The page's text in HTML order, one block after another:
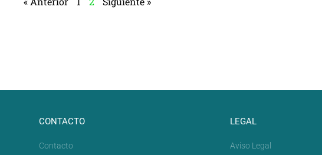
CONTACTO
Contacto
LEGAL
Aviso Legal